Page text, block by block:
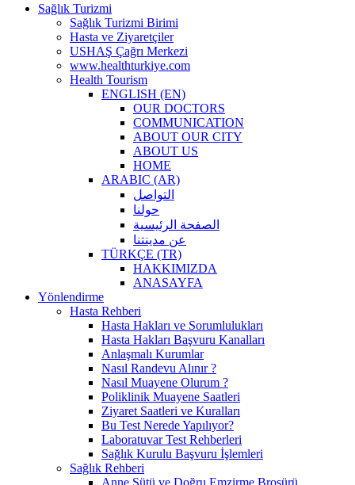
Sağlık Turizmi
Sağlık Turizmi Birimi
Hasta ve Ziyaretçiler
USHAŞ Çağrı Merkezi
www.healthturkiye.com
Health Tourism
ENGLISH (EN)
OUR DOCTORS
COMMUNICATION
ABOUT OUR CITY
ABOUT US
HOME
ARABIC (AR)
التواصل
حولنا
الصفحة الرئيسية
عن مدينتنا
TÜRKÇE (TR)
HAKKIMIZDA
ANASAYFA
Yönlendirme
Hasta Rehberi
Hasta Hakları ve Sorumlulukları
Hasta Hakları Başvuru Kanalları
Anlaşmalı Kurumlar
Nasıl Randevu Alınır ?
Nasıl Muayene Olurum ?
Poliklinik Muayene Saatleri
Ziyaret Saatleri ve Kuralları
Bu Test Nerede Yapılıyor?
Laboratuvar Test Rehberleri
Sağlık Kurulu Başvuru İşlemleri
Sağlık Rehberi
Anne Sütü ve Doğru Emzirme Broşürü